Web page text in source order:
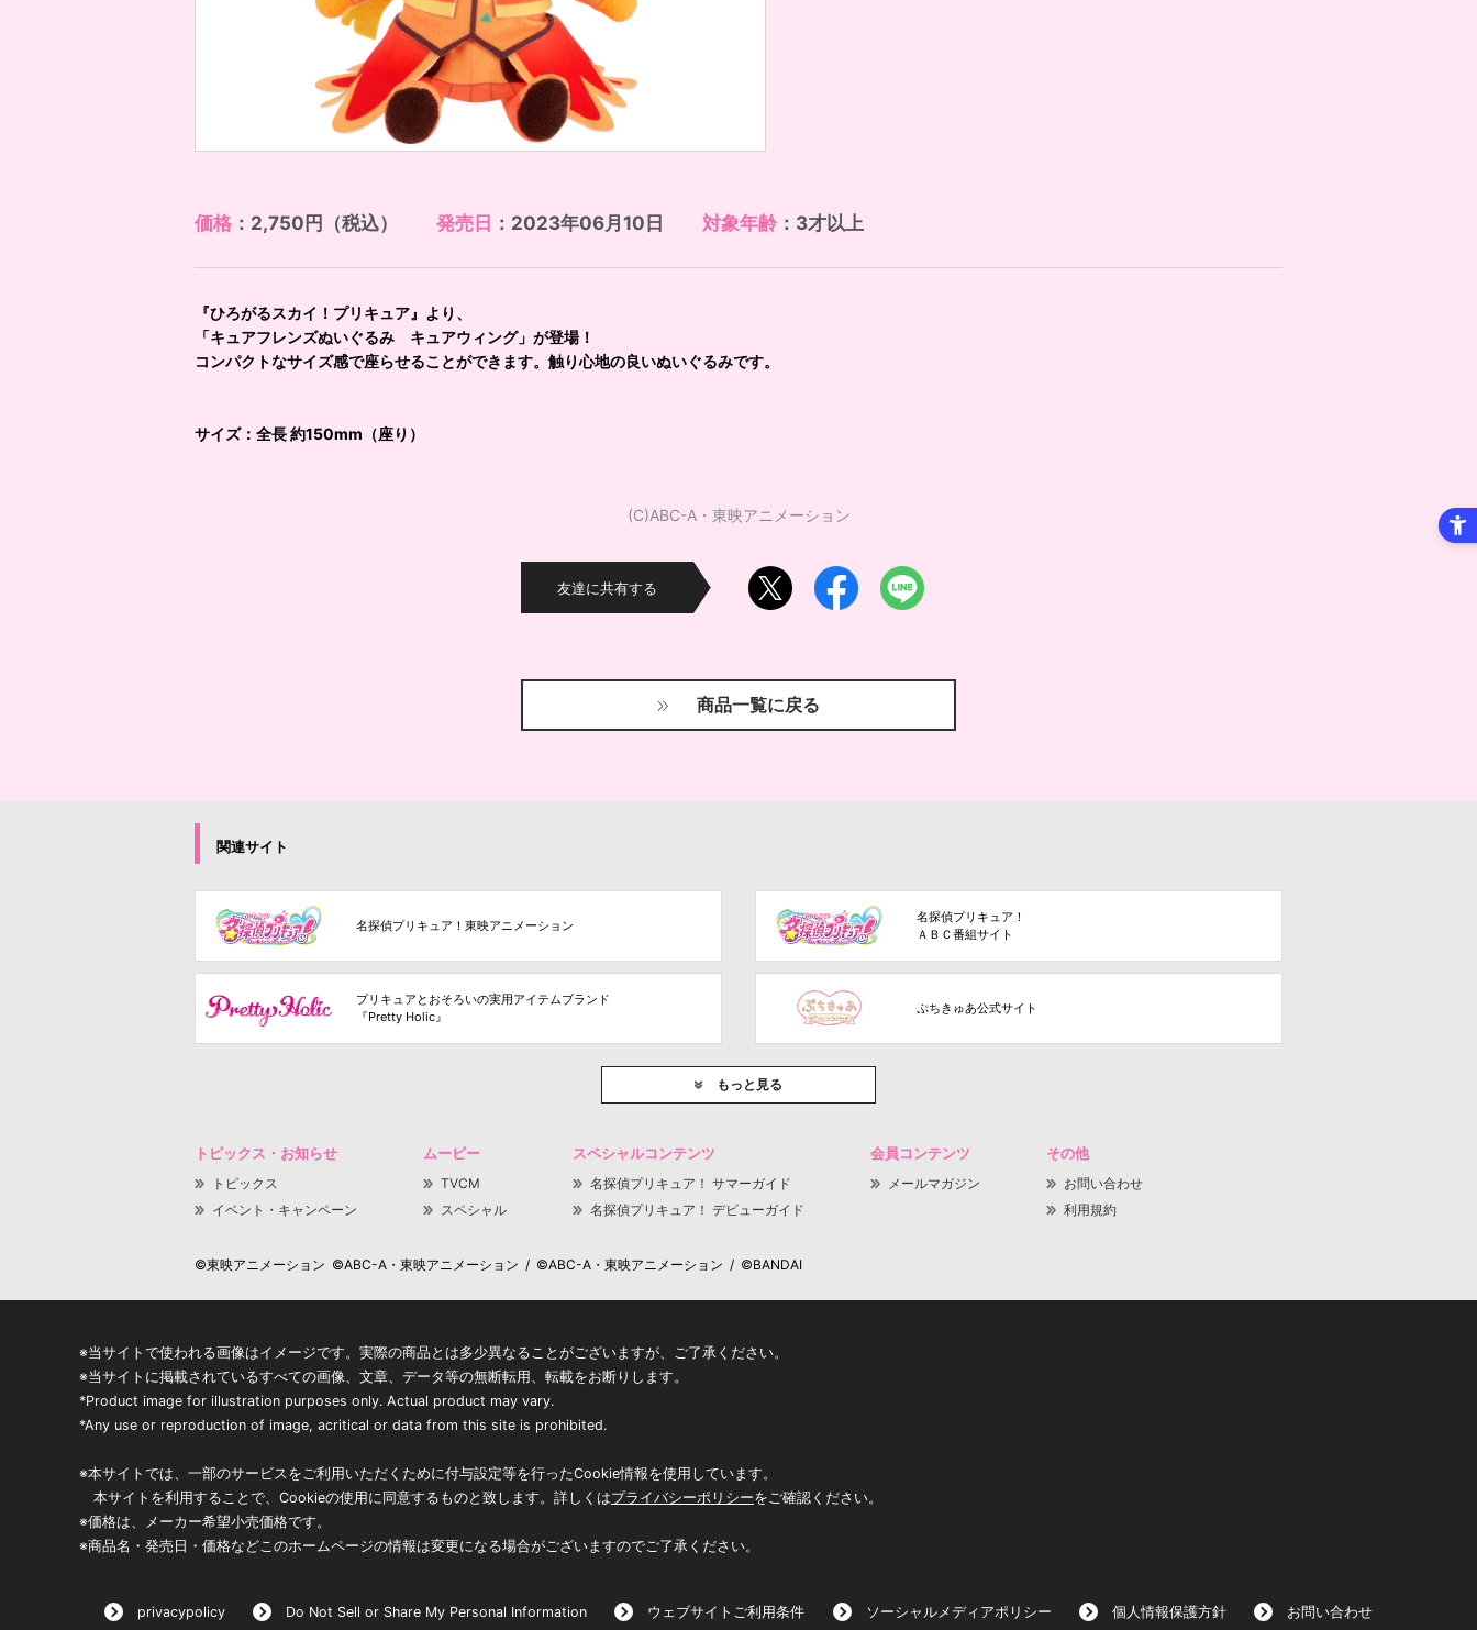
価格 ：2,750円（税込） 発売日 ：2023年06月10日 対象年齢 ：3才以上
『ひろがるスカイ！プリキュア』より、
「キュアフレンズぬいぐるみ キュアウィング」が登場！
コンパクトなサイズ感で座らせることができます。触り心地の良いぬいぐるみです。
サイズ：全長 約150mm（座り）
(C)ABC-A・東映アニメーション
友達に共有する
商品一覧に戻る
関連サイト
名探偵プリキュア！東映アニメーション
名探偵プリキュア！
ＡＢＣ番組サイト
プリキュアとおそろいの実用アイテムブランド
『Pretty Holic』
ぷちきゅあ公式サイト
もっと見る
トピックス・お知らせ
トピックス
イベント・キャンペーン
ムービー
TVCM
スペシャル
スペシャルコンテンツ
名探偵プリキュア！ サマーガイド
名探偵プリキュア！ デビューガイド
会員コンテンツ
メールマガジン
その他
お問い合わせ
利用規約
©東映アニメーション ©ABC-A・東映アニメーション / ©ABC-A・東映アニメーション / ©BANDAI
※当サイトで使われる画像はイメージです。実際の商品とは多少異なることがございますが、ご了承ください。
※当サイトに掲載されているすべての画像、文章、データ等の無断転用、転載をお断りします。
*Product image for illustration purposes only. Actual product may vary.
*Any use or reproduction of image, acritical or data from this site is prohibited.
※本サイトでは、一部のサービスをご利用いただくために付与設定等を行ったCookie情報を使用しています。
本サイトを利用することで、Cookieの使用に同意するものと致します。詳しくはプライバシーポリシーをご確認ください。
※価格は、メーカー希望小売価格です。
※商品名・発売日・価格などこのホームページの情報は変更になる場合がございますのでご了承ください。
privacypolicy Do Not Sell or Share My Personal Information ウェブサイトご利用条件 ソーシャルメディアポリシー 個人情報保護方針 お問い合わせ